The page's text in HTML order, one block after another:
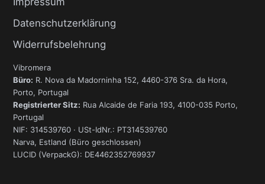
Datenschutzerklärung
Widerrufsbelehrung
Vibromera
Büro: R. Nova da Madorninha 152, 4460-376 Sra. da Hora,
Porto, Portugal
Registrierter Sitz: Rua Alcaide de Faria 193, 4100-035 Porto,
Portugal
NIF: 314539760 · USt-IdNr.: PT314539760
Narva, Estland (Büro geschlossen)
LUCID (VerpackG): DE4462352769937